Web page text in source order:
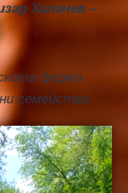
Халачев –
ферма
семейства.